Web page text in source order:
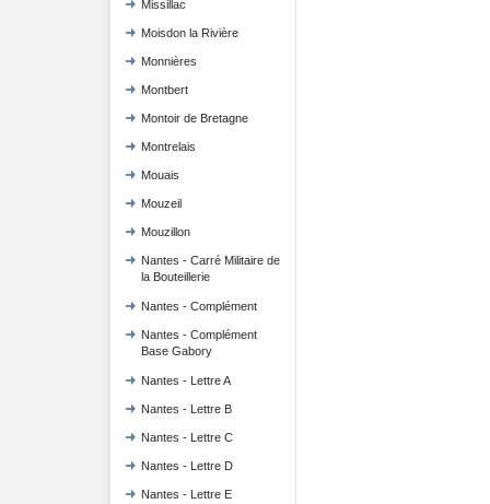
Missillac
Moisdon la Rivière
Monnières
Montbert
Montoir de Bretagne
Montrelais
Mouais
Mouzeil
Mouzillon
Nantes - Carré Militaire de
la Bouteillerie
Nantes - Complément
Nantes - Complément
Base Gabory
Nantes - Lettre A
Nantes - Lettre B
Nantes - Lettre C
Nantes - Lettre D
Nantes - Lettre E